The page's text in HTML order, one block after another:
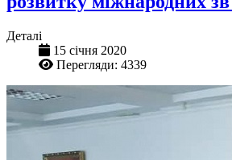
Деталі
15 січня 2020
Перегляди: 4339